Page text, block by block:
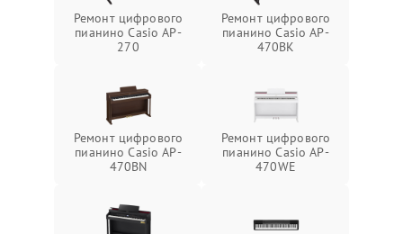
Ремонт цифрового
пианино Casio AP-
270
Ремонт цифрового
пианино Casio AP-
470BK
Ремонт цифрового
пианино Casio AP-
470BN
Ремонт цифрового
пианино Casio AP-
470WE